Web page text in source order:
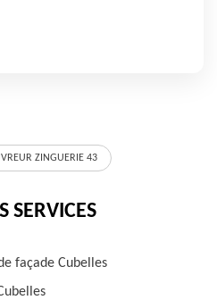
ZINGUERIE 43
SERVICES
façade Cubelles